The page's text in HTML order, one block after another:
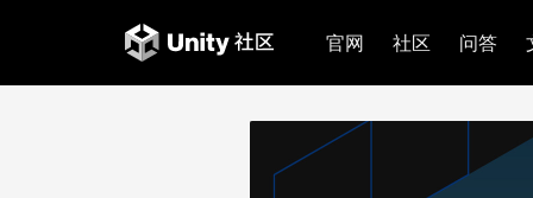
官网 社区 问答